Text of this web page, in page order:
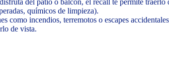
del patio o balcón, el recall te permite traerlo
químicos de limpieza).
como incendios, terremotos o escapes
de vista.